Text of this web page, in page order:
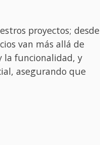
proyectos; desde
van más allá de
la funcionalidad, y
asegurando que